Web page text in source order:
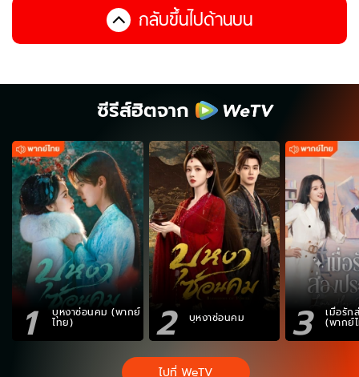
กลับขึ้นไปด้านบน
ซีรีส์ฮิตจาก
1 บุหงาซ่อนคม (พากย์
ไทย) 2 บุหงาซ่อนคม 3 เมื่อรัก
(พากย์
ไปที่ WeTV